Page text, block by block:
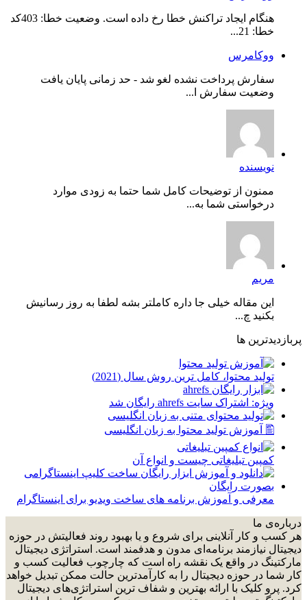
هنگام ایجاد تراکنش خطا رخ داده است. وضعیت خطا: 403کد
خطا: 21...
ووکامرس
سفارش پرداخت نشده لغو شد - حد زمانی پایان یافت
وضعیت سفارش ا...
نویسنده
ممنون از توضیحات کامل شما حتما به زودی موارد
درخواستی شما به...
مریم
این مقاله خیلی جا داره کاملتر بشه لطفا به روز رسانیش
بکنید چ...
پربازدیدترین ها
توليد محتوا، کامل ترین روش سال (2021)
ویژه: اشتراک سایت ahrefs رایگان شد
🖺 آموزش تولید محتوا به زبان انگلیسی
کمپین تبلیغاتی چیست و انواع آن
معرفی و آموزش برنامه های ساخت ویدیو برای اینستاگرام
درباره‌ی ما
هر کسب و کار آنلاینی برای شروع و یا بهبود روند فعالیتش در حوزه
دیجیتال نیازمند برنامه‌ای مدون و هدفمند است. استراتژی دیجیتال
مارکتینگ در واقع یک نقشه راه است که چارچوب فعالیت کسب و
کار شما در حوزه دیجیتال را به کارآمدترین حالت ممکن تبدیل خواهد
کرد. پرو کلیک با ارائه بهترین و شفاف ترین استراتژی‌های دیجیتال